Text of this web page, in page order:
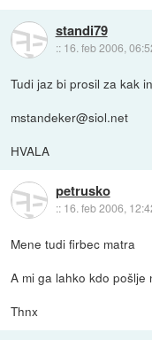
standi79
:: 16. feb 2006,
Tudi jaz bi prosil za kak
mstandeker@siol.net
HVALA
petrusko
:: 16. feb 2006,
Mene tudi firbec matra
A mi ga lahko kdo pošlje
Thnx